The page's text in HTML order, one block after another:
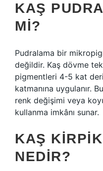
KAŞ
MI?
Pudralama bir
değildir. Kaş dövme
pigmentleri 4-5 kat
katmanına uygulanır.
renk değişimi veya
kullanma imkânı sunar.
KAŞ
NEDIR?